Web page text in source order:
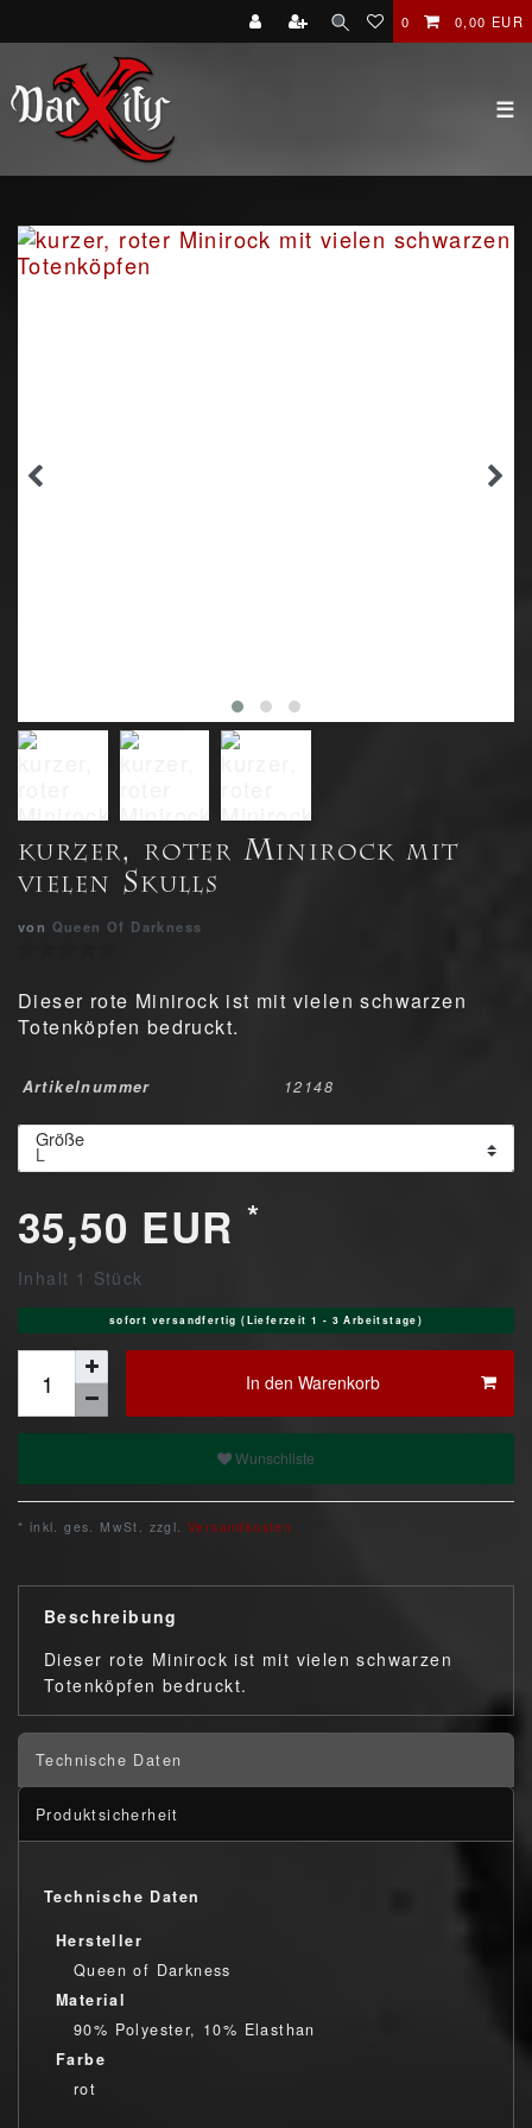
0 0,00 EUR
☰
kurzer, roter Minirock mit
vielen Skulls
von Queen Of Darkness
Dieser rote Minirock ist mit vielen schwarzen
Totenköpfen bedruckt.
Artikelnummer 12148
Größe
35,50 EUR *
Inhalt 1 Stück
sofort versandfertig (Lieferzeit 1 - 3 Arbeitstage)
In den Warenkorb
Wunschliste
* inkl. ges. MwSt. zzgl. Versandkosten
Beschreibung
Dieser rote Minirock ist mit vielen schwarzen
Totenköpfen bedruckt.
Technische Daten
Produktsicherheit
Technische Daten
Hersteller
Queen of Darkness
Material
90% Polyester, 10% Elasthan
Farbe
rot